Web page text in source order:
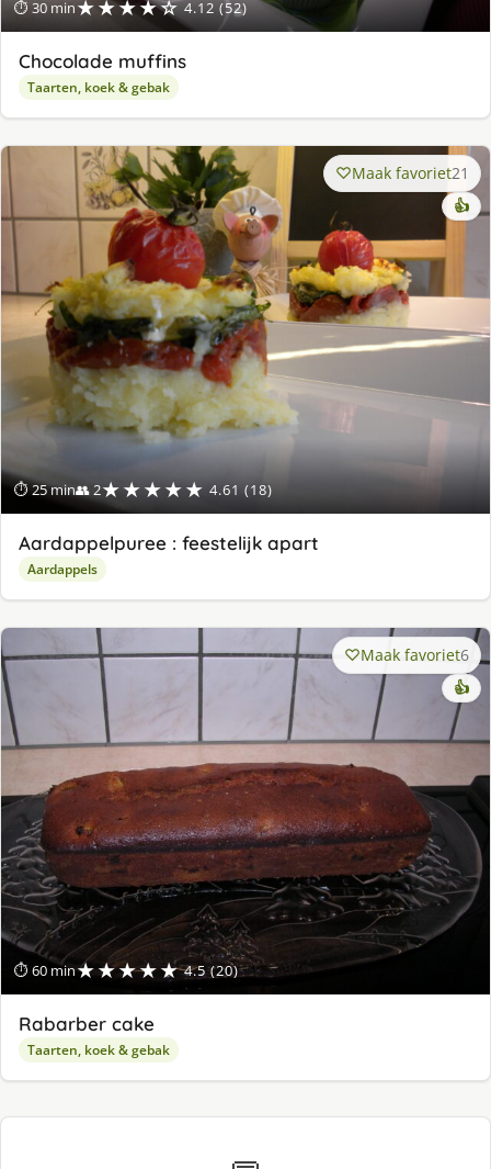
⏱ 30 min★★★★☆ 4.12 (52)
Chocolade muffins
Taarten, koek & gebak
⏱ 25 min👥 2★★★★★ 4.61 (18)
Maak favoriet21
👍
Aardappelpuree : feestelijk apart
Aardappels
⏱ 60 min★★★★★ 4.5 (20)
Maak favoriet6
👍
Rabarber cake
Taarten, koek & gebak